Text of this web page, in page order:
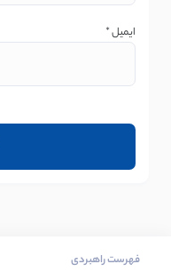
ایمیل*
فهرست راهبردی